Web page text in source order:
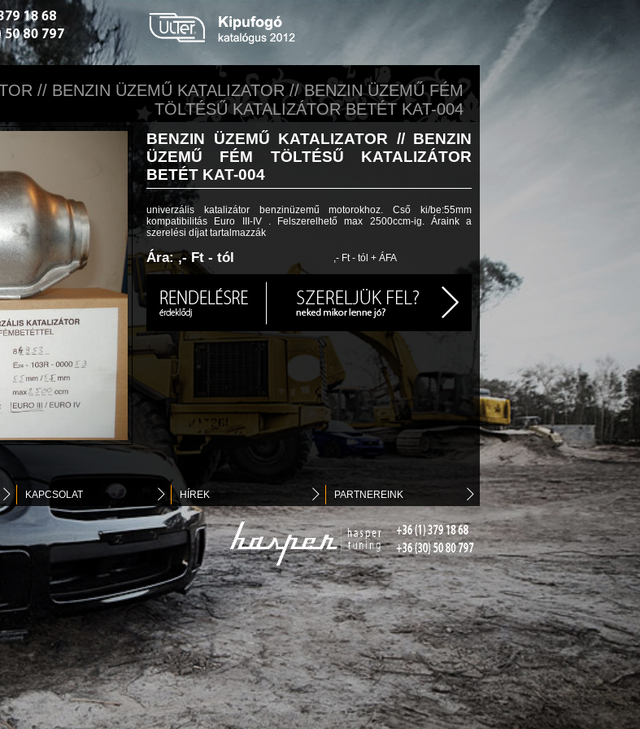
// BENZIN ÜZEMŰ KATALIZATOR // BENZIN ÜZEMŰ FÉM
TÖLTÉSŰ KATALIZÁTOR BETÉT KAT-004
BENZIN ÜZEMŰ KATALIZATOR //BENZIN
ÜZEMŰ FÉM TÖLTÉSŰ KATALIZÁTOR
BETÉT KAT-004
univerzális katalizátor benzinüzemű motorokhoz. Cső ki/be:55mm
kompatibilitás Euro III-IV . Felszerelhető max 2500ccm-ig. Áraink a
szerelési díjat tartalmazzák
Ára: ,- Ft - tól ,- Ft - tól + ÁFA
KAPCSOLAT HÍREK PARTNEREINK